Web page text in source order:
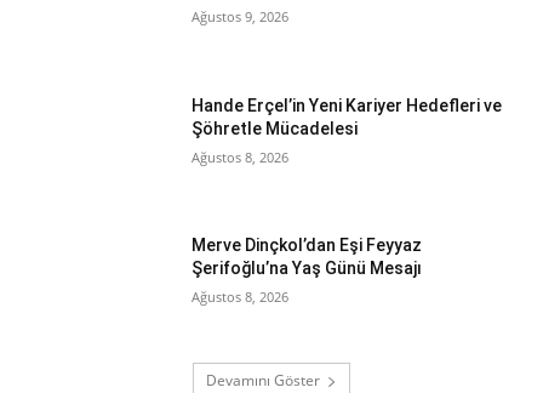
Ağustos 9, 2026
Hande Erçel’in Yeni Kariyer Hedefleri ve
Şöhretle Mücadelesi
Ağustos 8, 2026
Merve Dinçkol’dan Eşi Feyyaz
Şerifoğlu’na Yaş Günü Mesajı
Ağustos 8, 2026
Devamını Göster